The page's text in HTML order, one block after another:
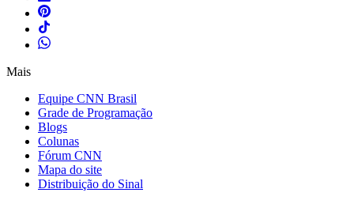
Mais
Equipe CNN Brasil
Grade de Programação
Blogs
Colunas
Fórum CNN
Mapa do site
Distribuição do Sinal